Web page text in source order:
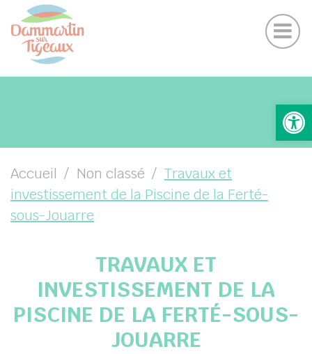
( ENFANCE ET SCOLARITÉ )
( VIE LOCALE )
horaires, Coordonnées et contacts – livret
Suivez-nous sur Facebook
Suivez-nous sur Instagram
Accueil Non classé
Travaux et
investissement de la Piscine de la Ferté-
sous-Jouarre
TRAVAUX ET
INVESTISSEMENT DE LA
PISCINE DE LA FERTÉ-SOUS-
JOUARRE
Panneau de gestion des cookies